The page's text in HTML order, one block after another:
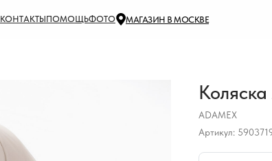
КОНТАКТЫПОМОЩЬФОТО МАГАЗИН В МОСКВЕ
ADAMEX
Артикул: